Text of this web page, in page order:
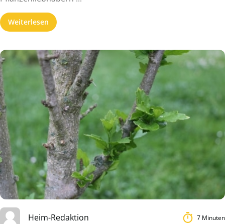
Weiterlesen
Heim-Redaktion 7 Minuten